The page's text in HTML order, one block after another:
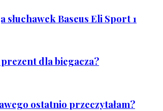
słuchawek Baseus Eli Sport 1
dla biegacza?
ostatnio przeczytałam?